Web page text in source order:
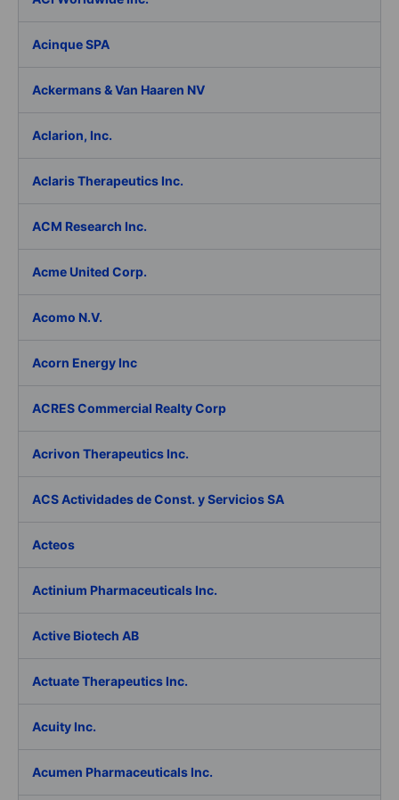
Acinque SPA
Ackermans & Van Haaren NV
Aclarion, Inc.
Aclaris Therapeutics Inc.
ACM Research Inc.
Acme United Corp.
Acomo N.V.
Acorn Energy Inc
ACRES Commercial Realty Corp
Acrivon Therapeutics Inc.
ACS Actividades de Const. y Servicios SA
Acteos
Actinium Pharmaceuticals Inc.
Active Biotech AB
Actuate Therapeutics Inc.
Acuity Inc.
Acumen Pharmaceuticals Inc.